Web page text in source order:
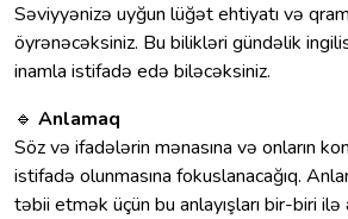
Səviyyənizə uyğun lüğət ehtiyatı və
öyrənəcəksiniz. Bu bilikləri gündəlik
inamla istifadə edə biləcəksiniz.
🔹 Anlamaq
Söz və ifadələrin mənasına və onların
istifadə olunmasına fokuslanacağıq.
təbii etmək üçün bu anlayışları bir-biri